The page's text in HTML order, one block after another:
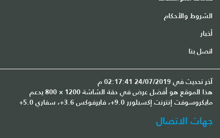
الشروط والأحكام
أخبار
اتصل بنا
آخر تحديث في 24/07/2019 02:17:41 م
هذا الموقع هو أفضل عرض في دقة الشاشة 1200 × 800 يدعم
مايكروسوفت إنترنت إكسبلورر 9.0+، فايرفوكس 3.6+، سفاري 5.0+
جهات الاتصال